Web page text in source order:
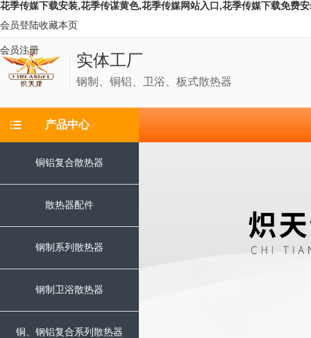
花季传媒下载安装,花季传谋黄色,花季传媒网站入口,花季传媒下载免费
会员登陆
会员注册
收藏本页
实体工厂
钢制、铜铝、卫浴、板式散热器
产品中心
铜铝复合散热器
散热器配件
钢制系列散热器
钢制卫浴散热器
铜、钢铝复合系列散热器